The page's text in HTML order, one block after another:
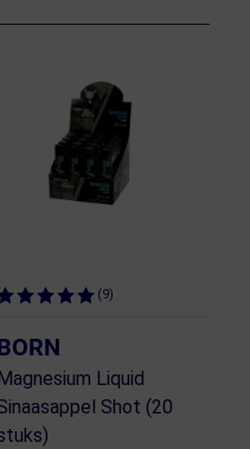
(9)
Magnesium Liquid
Shot (20